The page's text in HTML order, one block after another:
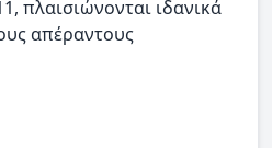
πλαισιώνονται ιδανικά
απέραντους